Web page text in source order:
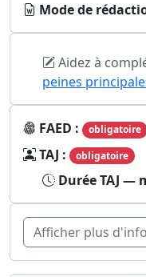
Mode de
Aidez à
peines
FAED : obligatoire
TAJ : obligatoire
Durée TAJ —
Afficher plus